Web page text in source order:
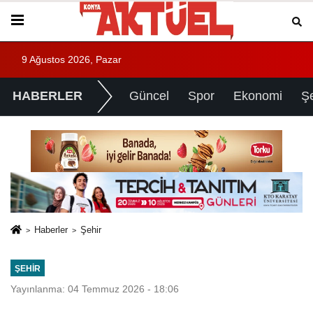
9 Ağustos 2026, Pazar
HABERLER Güncel Spor Ekonomi
Haberler Şehir
ŞEHIR
Yayınlanma: 04 Temmuz 2026 - 18:06